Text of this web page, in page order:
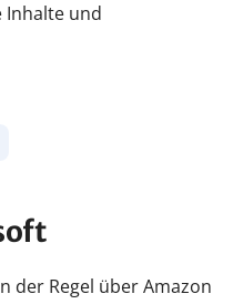
Inhalte und
der Regel über Amazon